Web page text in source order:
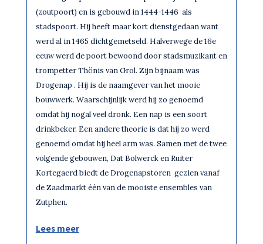
(zoutpoort) en is gebouwd in 1444-1446 als
stadspoort. Hij heeft maar kort dienstgedaan want
werd al in 1465 dichtgemetseld. Halverwege de 16e
eeuw werd de poort bewoond door stadsmuzikant en
trompetter Thönis van Grol. Zijn bijnaam was
Drogenap . Hij is de naamgever van het mooie
bouwwerk. Waarschijnlijk werd hij zo genoemd
omdat hij nogal veel dronk. Een nap is een soort
drinkbeker. Een andere theorie is dat hij zo werd
genoemd omdat hij heel arm was. Samen met de twee
volgende gebouwen, Dat Bolwerck en Ruiter
Kortegaerd biedt de Drogenapstoren gezien vanaf
de Zaadmarkt één van de mooiste ensembles van
Zutphen.
Lees meer